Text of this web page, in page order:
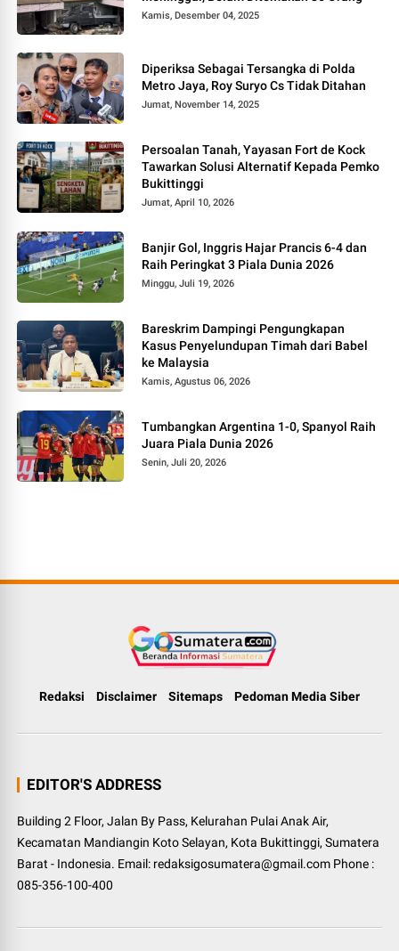
Kamis, Desember 04, 2025
Diperiksa Sebagai Tersangka di Polda
Metro Jaya, Roy Suryo Cs Tidak Ditahan
Jumat, November 14, 2025
Persoalan Tanah, Yayasan Fort de Kock
Tawarkan Solusi Alternatif Kepada Pemko
Bukittinggi
Jumat, April 10, 2026
Banjir Gol, Inggris Hajar Prancis 6-4 dan
Raih Peringkat 3 Piala Dunia 2026
Minggu, Juli 19, 2026
Bareskrim Dampingi Pengungkapan
Kasus Penyelundupan Timah dari Babel
ke Malaysia
Kamis, Agustus 06, 2026
Tumbangkan Argentina 1-0, Spanyol Raih
Juara Piala Dunia 2026
Senin, Juli 20, 2026
Redaksi Disclaimer Sitemaps Pedoman Media Siber
EDITOR'S ADDRESS
Building 2 Floor, Jalan By Pass, Kelurahan Pulai Anak Air,
Kecamatan Mandiangin Koto Selayan, Kota Bukittinggi, Sumatera
Barat - Indonesia. Email: redaksigosumatera@gmail.com Phone :
085-356-100-400